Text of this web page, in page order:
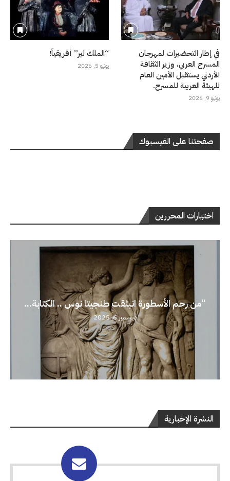
في إطار التحضيرات لمهرجان
المسرح العربي، وزير الثقافة
الأردني يستقبل الأمين العام
للهيئة العربية للمسرح.
يونيو 9, 2026
“الملك لير” أفريقياً!
يونيو 5, 2026
صفحتنا على الفيسبوك
اختيارات المحررين
“من رحم الأسطورة انبثقت طنجيتا نوس .. الكتابة...
ديسمبر 6, 2025
النشرة الإخبارية